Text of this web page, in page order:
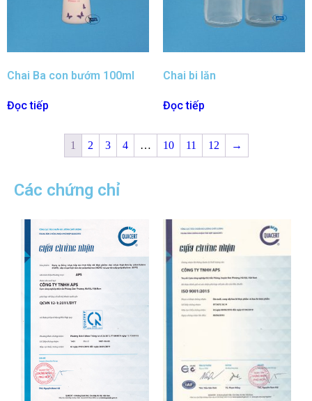
Chai Ba con bướm 100ml
Đọc tiếp
Chai bi lăn
Đọc tiếp
1 2 3 4 … 10 11 12 →
Các chứng chỉ